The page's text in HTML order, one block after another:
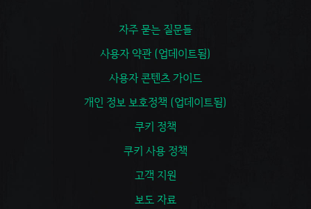
자주 묻는 질문들
사용자 약관 (업데이트됨)
사용자 콘텐츠 가이드
개인 정보 보호정책 (업데이트됨)
쿠키 정책
쿠키 사용 정책
고객 지원
보도 자료